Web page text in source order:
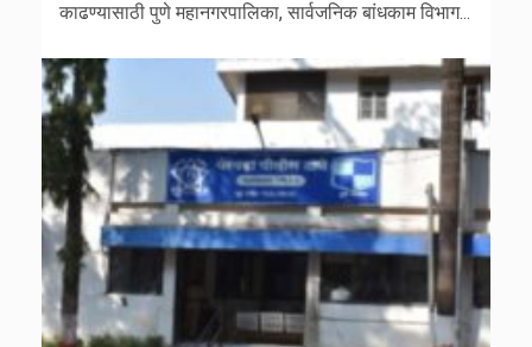
काढण्यासाठी पुणे महानगरपालिका, सार्वजनिक बांधकाम विभाग...